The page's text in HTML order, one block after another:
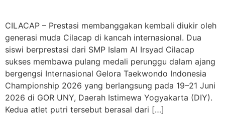
CILACAP – Prestasi membanggakan kembali diukir oleh
generasi muda Cilacap di kancah internasional. Dua
siswi berprestasi dari SMP Islam Al Irsyad Cilacap
sukses membawa pulang medali perunggu dalam ajang
bergengsi Internasional Gelora Taekwondo Indonesia
Championship 2026 yang berlangsung pada 19–21 Juni
2026 di GOR UNY, Daerah Istimewa Yogyakarta (DIY).
Kedua atlet putri tersebut berasal dari […]